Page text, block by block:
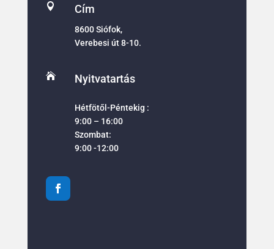
 Cím
8600 Siófok,
Verebesi út 8-10.
 Nyitvatartás
Hétfötől-Péntekig :
9:00 – 16:00
Szombat:
9:00 -12:00